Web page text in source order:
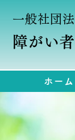
一般社団
障がい
ホーム